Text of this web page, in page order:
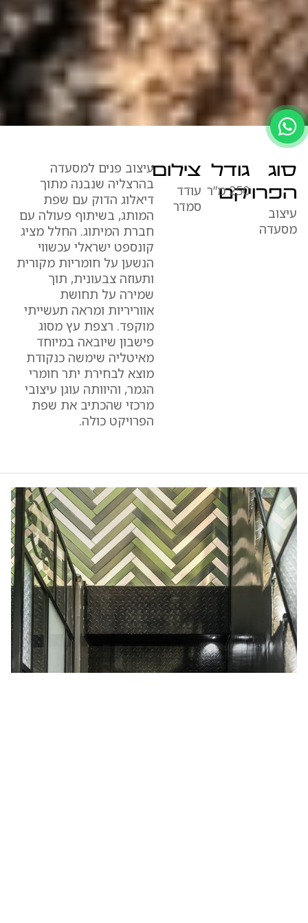
סוג
הפרויקט
עיצוב
מסעדה
גודל
250 מ”ר
צילום
עודד
סמדר
עיצוב פנים למסעדה
בהרצליה שנבנה מתוך
דיאלוג הדוק עם שפת
המותג, בשיתוף פעולה עם
חברת המיתוג. החלל מציג
קונספט ישראלי עכשווי
הנשען על חומריות מקורית
ותעוזה צבעונית, תוך
שמירה על תחושת
אווריריות ומראה תעשייתי
מוקפד. רצפת עץ מסוג
פישבון שיובאה במיוחד
מאיטליה שימשה כנקודת
מוצא לבחירת יתר חומרי
הגמר, והיוותה עוגן עיצובי
מרכזי שהכתיב את שפת
הפרויקט כולה.